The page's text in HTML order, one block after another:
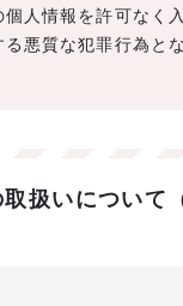
人情報を許可なく
悪質な犯罪行為と
扱いについて